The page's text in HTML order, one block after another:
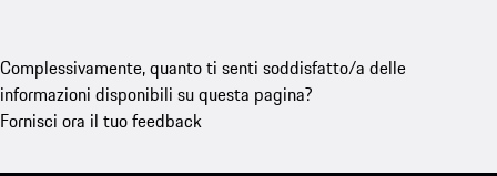
Complessivamente, quanto ti senti soddisfatto/a delle
informazioni disponibili su questa pagina?
Fornisci ora il tuo feedback